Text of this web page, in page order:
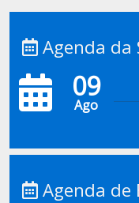
Agenda da
09
Ago
Agenda de